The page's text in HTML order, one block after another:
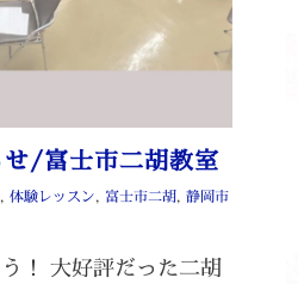
/富士市二胡教室
, 体験レッスン, 富士市二胡, 静岡市
！ 大好評だった二胡